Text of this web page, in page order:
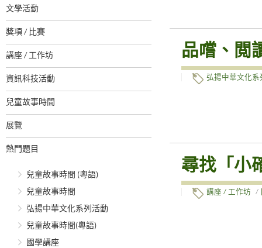
文學活動
獎項 / 比賽
講座 / 工作坊
資訊科技活動
兒童故事時間
展覽
熱門題目
兒童故事時間 (粵語)
兒童故事時間
弘揚中華文化系列活動
兒童故事時間(粵語)
國學講座
品嚐、閲
弘揚中華文化系
尋找「小
講座 / 工作坊 /